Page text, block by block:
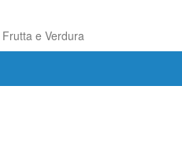
Frutta e Verdura